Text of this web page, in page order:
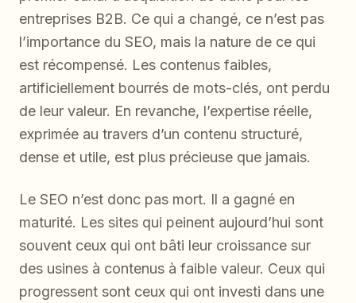
entreprises B2B. Ce qui a changé, ce n’est pas
l’importance du SEO, mais la nature de ce qui
est récompensé. Les contenus faibles,
artificiellement bourrés de mots-clés, ont perdu
de leur valeur. En revanche, l’expertise réelle,
exprimée au travers d’un contenu structuré,
dense et utile, est plus précieuse que jamais.
Le SEO n’est donc pas mort. Il a gagné en
maturité. Les sites qui peinent aujourd’hui sont
souvent ceux qui ont bâti leur croissance sur
des usines à contenus à faible valeur. Ceux qui
progressent sont ceux qui ont investi dans une